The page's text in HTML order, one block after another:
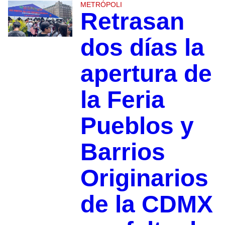
METRÓPOLI
Retrasan
dos días la
apertura de
la Feria
Pueblos y
Barrios
Originarios
de la CDMX